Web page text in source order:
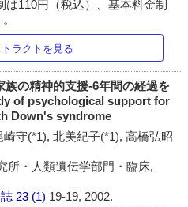
110円（税込）、基本料金制
ラクトを見る
の精神的支援-6年間の経過を
of psychological support for
Down's syndrome
守(*1), 北美紀子(*1), 高橋弘昭
所・人類遺伝学部門・臨床,
23 (1) 19-19, 2002.